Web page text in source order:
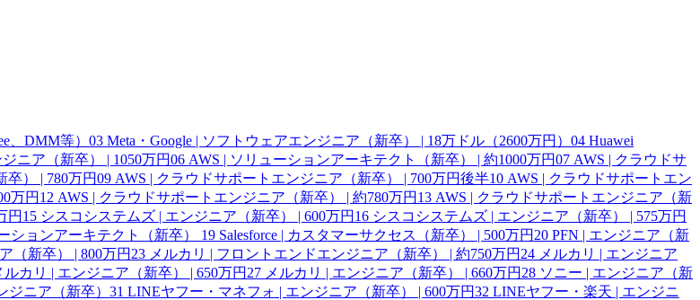
、DMM等） 03 Meta・Google | ソフトウェアエンジニア（新卒） | 18万ドル（2600万円） 04 Huawei
ニア（新卒） | 1050万円06 AWS | ソリューションアーキテクト（新卒） | 約1000万円07 AWS | クラウドサ
） | 780万円09 AWS | クラウドサポートエンジニア（新卒） | 700万円後半10 AWS | クラウドサポートエン
万円 12 AWS | クラウドサポートエンジニア（新卒） | 約780万円 13 AWS | クラウドサポートエンジニア（新
円 15 シスコシステムズ | エンジニア（新卒） | 600万円 16 シスコシステムズ | エンジニア（新卒） | 575万円
ションアーキテクト（新卒） 19 Salesforce | カスタマーサクセス（新卒） | 500万円 20 PFN | エンジニア（新
（新卒） | 800万円 23 メルカリ | フロントエンドエンジニア（新卒） | 約750万円 24 メルカリ | エンジニア
ルカリ | エンジニア（新卒） | 650万円 27 メルカリ | エンジニア（新卒） | 660万円 28 ソニー | エンジニア（新
ジニア（新卒） 31 LINEヤフー・マネフォ | エンジニア（新卒） | 600万円32 LINEヤフー・楽天 | エンジニ